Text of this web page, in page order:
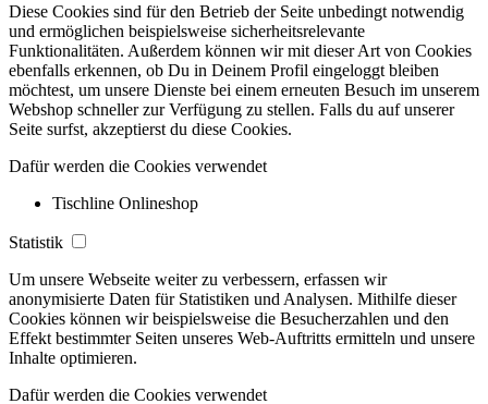
Diese Cookies sind für den Betrieb der Seite unbedingt notwendig
und ermöglichen beispielsweise sicherheitsrelevante
Funktionalitäten. Außerdem können wir mit dieser Art von Cookies
ebenfalls erkennen, ob Du in Deinem Profil eingeloggt bleiben
möchtest, um unsere Dienste bei einem erneuten Besuch im unserem
Webshop schneller zur Verfügung zu stellen. Falls du auf unserer
Seite surfst, akzeptierst du diese Cookies.
Dafür werden die Cookies verwendet
Tischline Onlineshop
Statistik
Um unsere Webseite weiter zu verbessern, erfassen wir
anonymisierte Daten für Statistiken und Analysen. Mithilfe dieser
Cookies können wir beispielsweise die Besucherzahlen und den
Effekt bestimmter Seiten unseres Web-Auftritts ermitteln und unsere
Inhalte optimieren.
Dafür werden die Cookies verwendet